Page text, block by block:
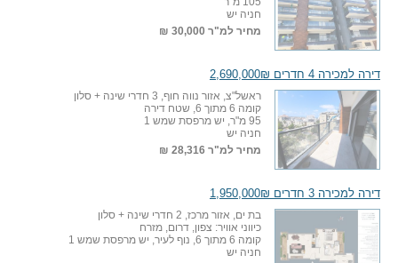
חניה יש
מחיר למ"ר 30,000 ₪
דירה למכירה 4 חדרים 2,690,000₪
ראשל"צ, אזור נווה חוף, 3 חדרי שינה + סלון
קומה 6 מתוך 6, שטח דירה
95 מ"ר, יש מרפסת שמש 1
חניה יש
מחיר למ"ר 28,316 ₪
דירה למכירה 3 חדרים 1,950,000₪
בת ים, אזור מרכז, 2 חדרי שינה + סלון
כיווני אוויר: צפון, דרום, מזרח
קומה 6 מתוך 6, נוף לעיר, יש מרפסת שמש 1
חניה יש